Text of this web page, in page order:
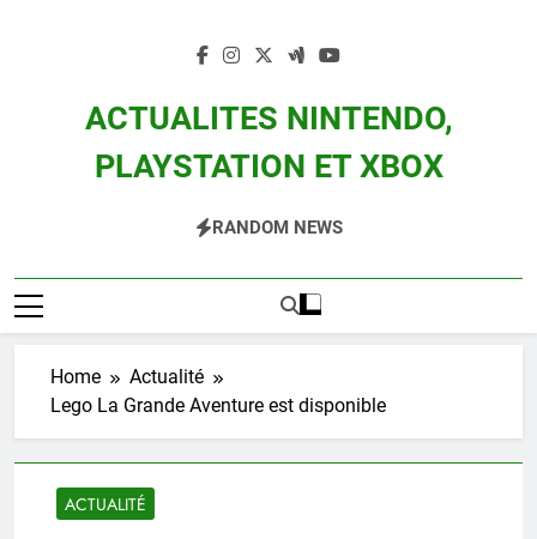
ACTUALITES NINTENDO,
PLAYSTATION ET XBOX
Zelda, Splatoon, Pokemon Entre Autres
RANDOM NEWS
Home
Actualité
Lego La Grande Aventure est disponible
ACTUALITÉ